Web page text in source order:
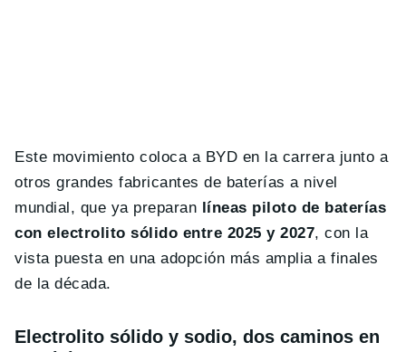
Este movimiento coloca a BYD en la carrera junto a
otros grandes fabricantes de baterías a nivel
mundial, que ya preparan líneas piloto de baterías
con electrolito sólido entre 2025 y 2027, con la
vista puesta en una adopción más amplia a finales
de la década.
Electrolito sólido y sodio, dos caminos en